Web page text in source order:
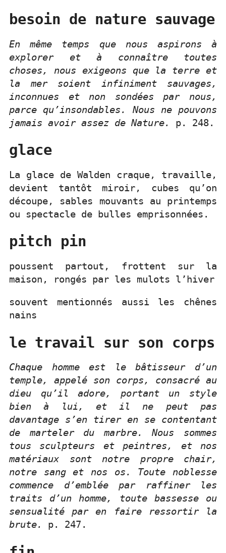
besoin de nature sauvage
En même temps que nous aspirons à
explorer et à connaître toutes
choses, nous exigeons que la terre et
la mer soient infiniment sauvages,
inconnues et non sondées par nous,
parce qu’insondables. Nous ne pouvons
jamais avoir assez de Nature.
p. 248.
glace
La glace de Walden craque, travaille,
devient tantôt miroir, cubes qu’on
découpe, sables mouvants au printemps
ou spectacle de bulles emprisonnées.
pitch pin
poussent partout, frottent sur la
maison, rongés par les mulots l’hiver
souvent mentionnés aussi les chênes
nains
le travail sur son corps
Chaque homme est le bâtisseur d’un
temple, appelé son corps, consacré au
dieu qu’il adore, portant un style
bien à lui, et il ne peut pas
davantage s’en tirer en se contentant
de marteler du marbre. Nous sommes
tous sculpteurs et peintres, et nos
matériaux sont notre propre chair,
notre sang et nos os. Toute noblesse
commence d’emblée par raffiner les
traits d’un homme, toute bassesse ou
sensualité par en faire ressortir la
brute.
p. 247.